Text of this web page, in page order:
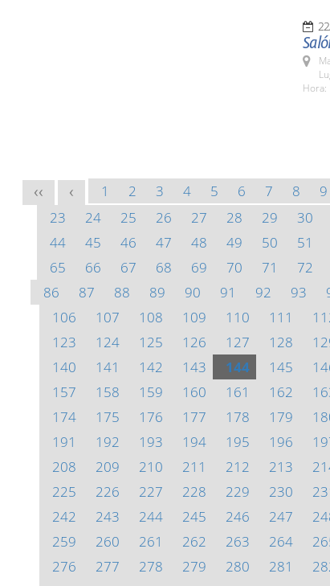
Hora:
<< < 1 2 3 4 5 6 7 8 9
23
24 25 26 27 28 29 30
44
45 46 47 48 49 50 51
65
66 67 68 69 70 71 72
86
87 88 89 90 91 92 93
106
107 108 109 110 111
123
124 125 126 127 128
140
141 142 143 144 145
157
158 159 160 161 162
174
175 176 177 178 179
191
192 193 194 195 196
208
209 210 211 212 213
225
226 227 228 229 230
242
243 244 245 246 247
259
260 261 262 263 264
276
277 278 279 280 281